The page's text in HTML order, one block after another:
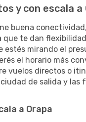
y con escala a
buena
que te dan
estés mirando el
el horario más
vuelos directos o
de salida y las
a Orapa